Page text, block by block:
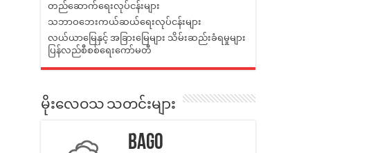
တည်ဆောက်ရေးလုပ်ငန်းများ
သဘာဝဘေးကယ်ဆယ်ရေးလုပ်ငန်းများ
လယ်ယာမြေနှင့် အခြားမြေများ သိမ်းဆည်းခံရမှုများ
ပြန်လည်စီစစ်ရေးကော်မတီ
မိုးလေဝသ သတင်းများ
Bago